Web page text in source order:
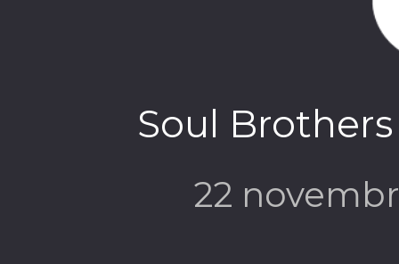
Soul Brothers
22